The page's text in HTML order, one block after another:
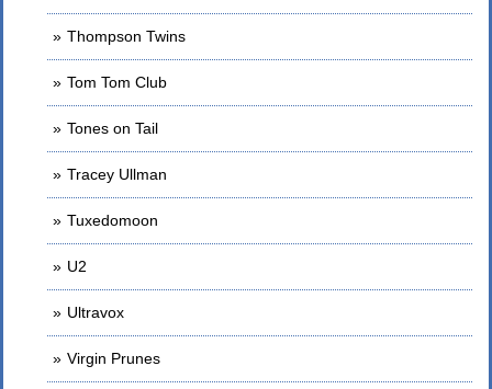
Thompson Twins
Tom Tom Club
Tones on Tail
Tracey Ullman
Tuxedomoon
U2
Ultravox
Virgin Prunes